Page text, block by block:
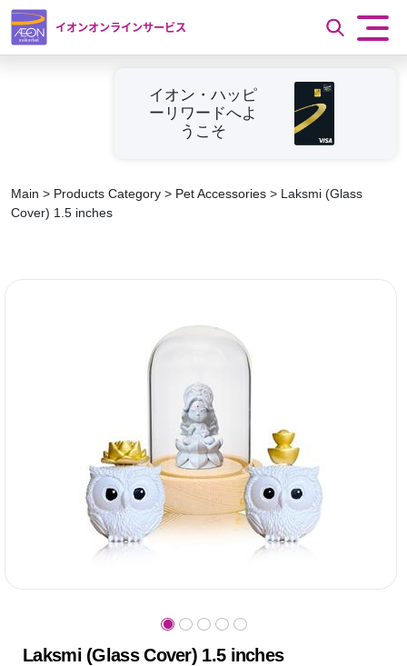
イオンオンラインサービス
イオン・ハッピ
ーリワードへよ
うこそ
Main > Products Category > Pet Accessories > Laksmi (Glass
Cover) 1.5 inches
Laksmi (Glass Cover) 1.5 inches